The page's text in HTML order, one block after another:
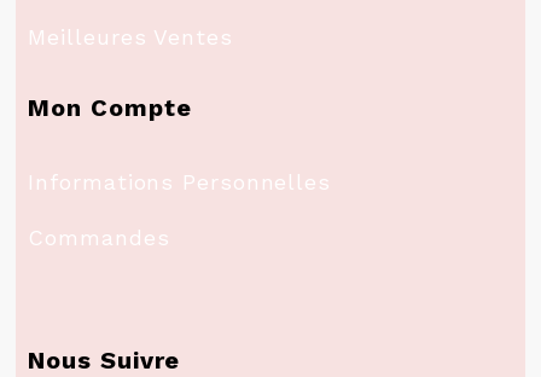
Meilleures Ventes
Mon Compte
Informations Personnelles
Commandes
Nous Suivre